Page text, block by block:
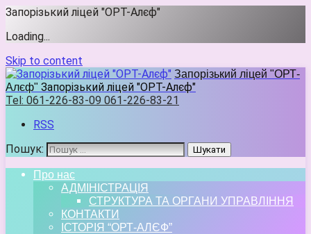
Запорізький ліцей "ОРТ-Алєф"
Loading...
Skip to content
Запорізький ліцей "ОРТ-
Алєф" Запорізький ліцей "ОРТ-Алєф"
Tel: 061-226-83-09 061-226-83-21
RSS
Пошук:
Про нас
АДМІНІСТРАЦІЯ
СТРУКТУРА ТА ОРГАНИ УПРАВЛІННЯ
КОНТАКТИ
ІСТОРІЯ “ОРТ-АЛЄФ”